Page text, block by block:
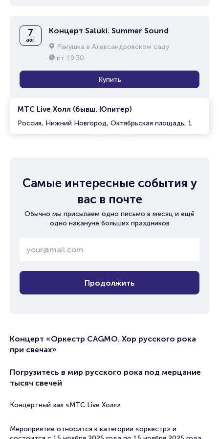
МТС Live Холл (бывш. Юпитер)
Россия, Нижний Новгород, Октябрьская площадь, 1
7
авг.
Концерт Saluki. Summer Sound
Ракушка в Александровском саду
пт 19:30
Купить
Самые интересные события у
вас в почте
Обычно мы присылаем одно письмо в месяц и ещё
одно накануне больших праздников
Продолжить
Концерт «Оркестр CAGMO. Хор русского рока
при свечах»
Погрузитесь в мир русского рока под мерцание
тысяч свечей
Концертный зал «МТС Live Холл»
Мероприятие относится к категории «оркестр» и